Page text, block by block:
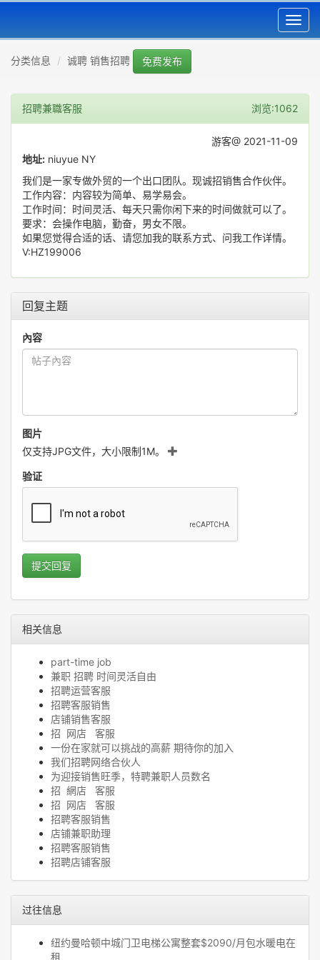
分类信息 诚聘 销售招聘 免费发布
招聘兼職客服 浏览:1062
游客@ 2021-11-09
地址: niuyue NY
我们是一家专做外贸的一个出口团队。现诚招销售合作伙伴。
工作内容：内容较为简单、易学易会。
工作时间：时间灵活、每天只需你闲下来的时间做就可以了。
要求：会操作电脑，勤奋，男女不限。
如果您觉得合适的话、请您加我的联系方式、问我工作详情。
V:HZ199006
回复主题
內容
图片
仅支持JPG文件，大小限制1M。
验证
提交回复
相关信息
part-time job
兼职 招聘 时间灵活自由
招聘运营客服
招聘客服销售
店铺销售客服
招 网店 客服
一份在家就可以挑战的高薪 期待你的加入
我们招聘网络合伙人
为迎接销售旺季，特聘兼职人员数名
招 網店 客服
招 网店 客服
招聘客服销售
店铺兼职助理
招聘客服销售
招聘店铺客服
过往信息
纽约曼哈顿中城门卫电梯公寓整套$2090/月包水暖电在
租